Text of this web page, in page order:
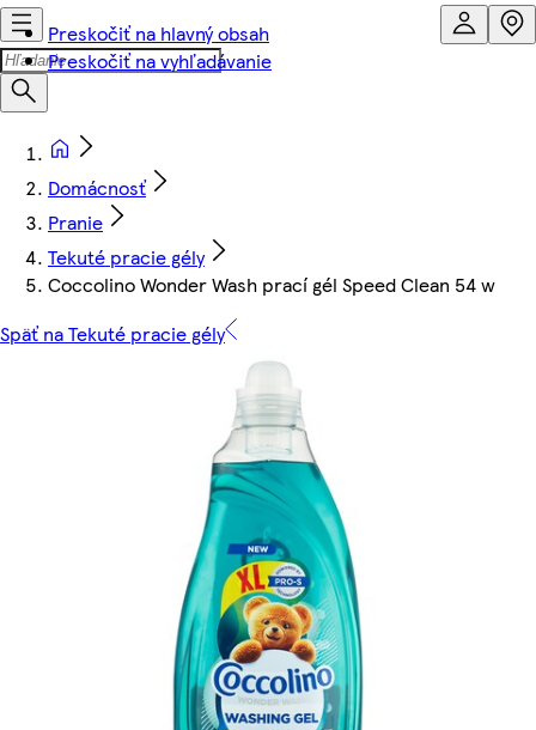
Preskočiť na hlavný obsah
Preskočiť na vyhľadávanie
Domácnosť
Pranie
Tekuté pracie gély
Coccolino Wonder Wash prací gél Speed Clean 54 w
Späť na Tekuté pracie gély